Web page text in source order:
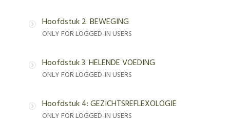
Hoofdstuk 2. BEWEGING
ONLY FOR LOGGED-IN USERS
Hoofdstuk 3: HELENDE VOEDING
ONLY FOR LOGGED-IN USERS
Hoofdstuk 4: GEZICHTSREFLEXOLOGIE
ONLY FOR LOGGED-IN USERS